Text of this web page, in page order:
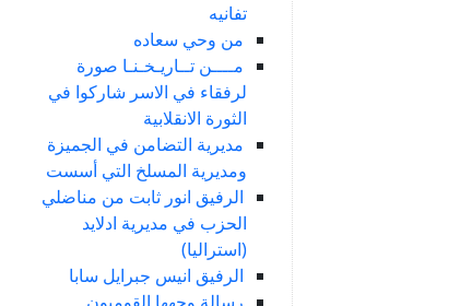
تفانيه
من وحي سعاده
مــــن تــاريـخـنـا صورة
لرفقاء في الاسر شاركوا في
الثورة الانقلابية
مديرية التضامن في الجميزة
ومديرية المسلخ التي أسست
الرفيق انور ثابت من مناضلي
الحزب في مديرية ادلايد
(استراليا)
الرفيق انيس جبرايل سابا